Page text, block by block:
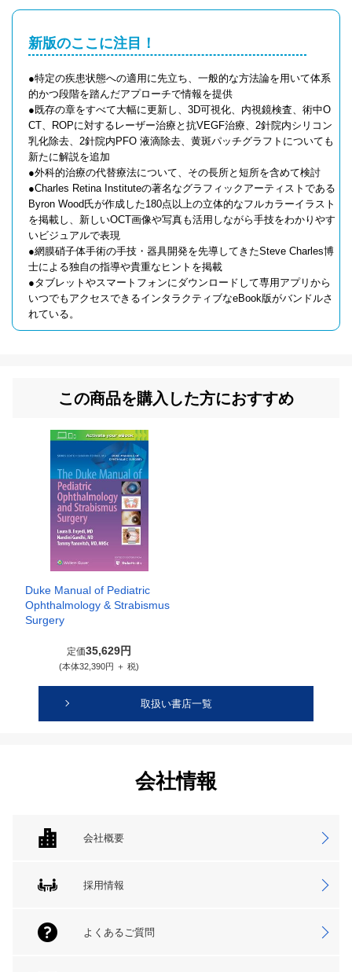
新版のここに注目！
●特定の疾患状態への適用に先立ち、一般的な方法論を用いて体系
的かつ段階を踏んだアプローチで情報を提供
●既存の章をすべて大幅に更新し、3D可視化、内視鏡検査、術中O
CT、ROPに対するレーザー治療と抗VEGF治療、2針院内シリコン
乳化除去、2針院内PFO 液滴除去、黄斑パッチグラフトについても
新たに解説を追加
●外科的治療の代替療法について、その長所と短所を含めて検討
●Charles Retina Instituteの著名なグラフィックアーティストである
Byron Wood氏が作成した180点以上の立体的なフルカラーイラスト
を掲載し、新しいOCT画像や写真も活用しながら手技をわかりやす
いビジュアルで表現
●網膜硝子体手術の手技・器具開発を先導してきたSteve Charles博
士による独自の指導や貴重なヒントを掲載
●タブレットやスマートフォンにダウンロードして専用アプリから
いつでもアクセスできるインタラクティブなeBook版がバンドルさ
れている。
この商品を購入した方におすすめ
Duke Manual of Pediatric
Ophthalmology & Strabismus
Surgery
定価35,629円
(本体32,390円 ＋ 税)
取扱い書店一覧
会社情報
会社概要
採用情報
よくあるご質問